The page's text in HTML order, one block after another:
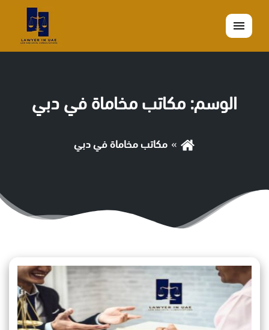
القائمة
الوسم: مكاتب مخاماة في دبي
مكاتب مخاماة في دبي